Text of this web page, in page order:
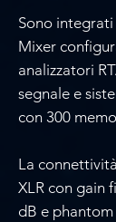
Sono
Mixer
analizzatori
segnale e
con 300
La
XLR con gain
dB e